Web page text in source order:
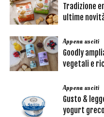
Tradizione
ultime
Appena usciti
Goodly
vegetali e
Appena usciti
Gusto &
yogurt